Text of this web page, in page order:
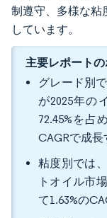
制遵守、多様な粘
しています。
主要レポートの
グレード別
が2025年の
72.45%を占
CAGRで成長
粘度別では
トオイル市
て1.63%の